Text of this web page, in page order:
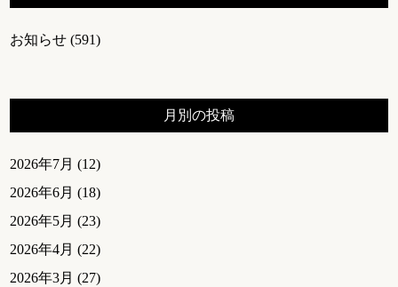
お知らせ (591)
月別の投稿
2026年7月 (12)
2026年6月 (18)
2026年5月 (23)
2026年4月 (22)
2026年3月 (27)